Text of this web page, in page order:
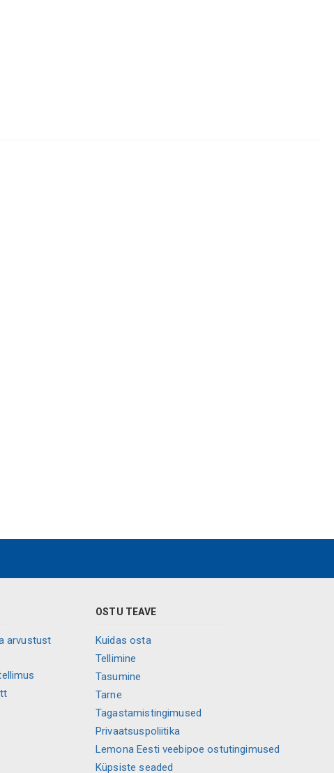
arvustust
OSTU TEAVE
Kuidas osta
Tellimine
Tasumine
Tarne
Tagastamistingimused
Privaatsuspoliitika
Lemona Eesti veebipoe ostutingimused
Küpsiste seaded